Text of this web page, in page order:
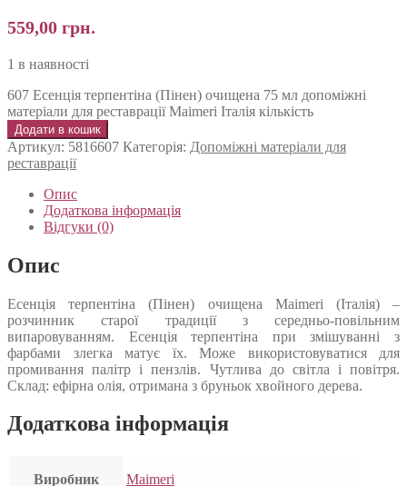
559,00 грн.
1 в наявності
607 Есенція терпентіна (Пінен) очищена 75 мл допоміжні
матеріали для реставрації Maimeri Італія кількість
Додати в кошик
Артикул: 5816607 Категорія: Допоміжні матеріали для
реставрації
Опис
Додаткова інформація
Відгуки (0)
Опис
Есенція терпентіна (Пінен) очищена Maimeri (Італія) –
розчинник старої традиції з середньо-повільним
випаровуванням. Есенція терпентіна при змішуванні з
фарбами злегка матує їх. Може використовуватися для
промивання палітр і пензлів. Чутлива до світла і повітря.
Склад: ефірна олія, отримана з бруньок хвойного дерева.
Додаткова інформація
Виробник Maimeri